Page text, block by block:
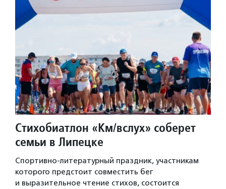
Стихобиатлон «Км/вслух» соберет
семьи в Липецке
Спортивно-литературный праздник, участникам
которого предстоит совместить бег
и выразительное чтение стихов, состоится